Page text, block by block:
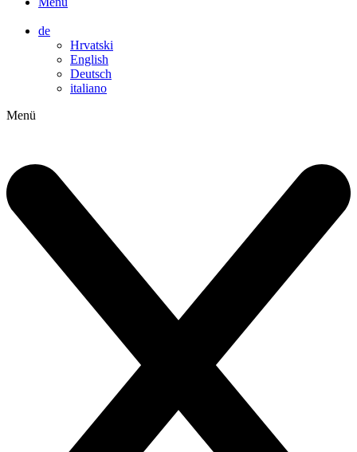
de
Hrvatski
English
Deutsch
italiano
Menü